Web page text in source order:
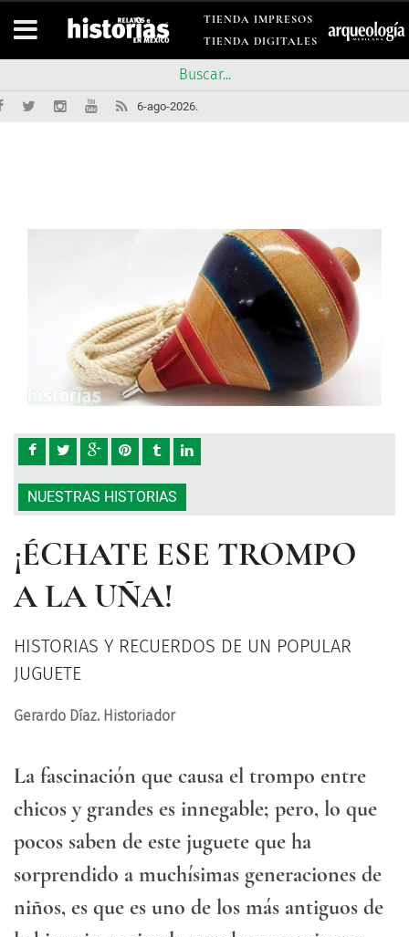
TIENDA IMPRESOS
TIENDA DIGITALES
6-ago-2026.
NUESTRAS HISTORIAS
¡ÉCHATE ESE TROMPO
A LA UÑA!
HISTORIAS Y RECUERDOS DE UN POPULAR
JUGUETE
Gerardo Díaz. Historiador
La fascinación que causa el trompo entre
chicos y grandes es innegable; pero, lo que
pocos saben de este juguete que ha
sorprendido a muchísimas generaciones de
niños, es que es uno de los más antiguos de